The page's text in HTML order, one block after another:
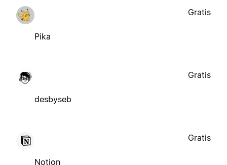
Pika
Gratis
desbyseb
Gratis
Notion
Gratis